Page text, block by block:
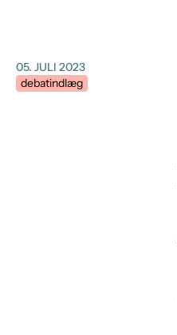
05. JULI 2023
debatindlæg